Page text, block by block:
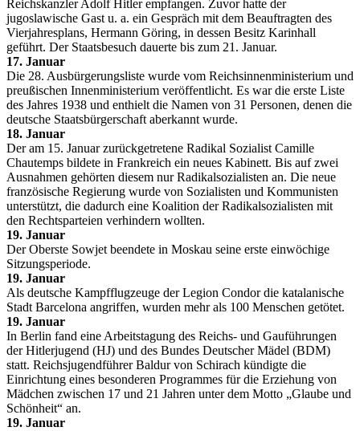
Reichskanzler Adolf Hitler empfangen. Zuvor hatte der
jugoslawische Gast u. a. ein Gespräch mit dem Beauftragten des
Vierjahresplans, Hermann Göring, in dessen Besitz Karinhall
geführt. Der Staatsbesuch dauerte bis zum 21. Januar.
17. Januar
Die 28. Ausbürgerungsliste wurde vom Reichsinnenministerium und
preußischen Innenministerium veröffentlicht. Es war die erste Liste
des Jahres 1938 und enthielt die Namen von 31 Personen, denen die
deutsche Staatsbürgerschaft aberkannt wurde.
18. Januar
Der am 15. Januar zurückgetretene Radikal Sozialist Camille
Chautemps bildete in Frankreich ein neues Kabinett. Bis auf zwei
Ausnahmen gehörten diesem nur Radikalsozialisten an. Die neue
französische Regierung wurde von Sozialisten und Kommunisten
unterstützt, die dadurch eine Koalition der Radikalsozialisten mit
den Rechtsparteien verhindern wollten.
19. Januar
Der Oberste Sowjet beendete in Moskau seine erste einwöchige
Sitzungsperiode.
19. Januar
Als deutsche Kampfflugzeuge der Legion Condor die katalanische
Stadt Barcelona angriffen, wurden mehr als 100 Menschen getötet.
19. Januar
In Berlin fand eine Arbeitstagung des Reichs- und Gauführungen
der Hitlerjugend (HJ) und des Bundes Deutscher Mädel (BDM)
statt. Reichsjugendführer Baldur von Schirach kündigte die
Einrichtung eines besonderen Programmes für die Erziehung von
Mädchen zwischen 17 und 21 Jahren unter dem Motto „Glaube und
Schönheit“ an.
19. Januar